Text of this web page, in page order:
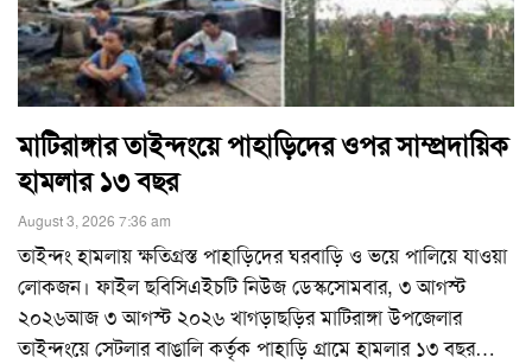
মাটিরাঙ্গার তাইন্দংয়ে পাহাড়িদের ওপর সাম্প্রদায়িক
হামলার ১৩ বছর
August 3, 2026 7:36 am
তাইন্দং হামলায় ক্ষতিগ্রস্ত পাহাড়িদের ঘরবাড়ি ও ভয়ে পালিয়ে যাওয়া
লোকজন। ফাইল ছবিসিএইচটি নিউজ ডেস্কসোমবার, ৩ আগস্ট
২০২৬আজ ৩ আগস্ট ২০২৬ খাগড়াছড়ির মাটিরাঙ্গা উপজেলার
তাইন্দংয়ে সেটলার বাঙালি কর্তৃক পাহাড়ি গ্রামে হামলার ১৩ বছর…